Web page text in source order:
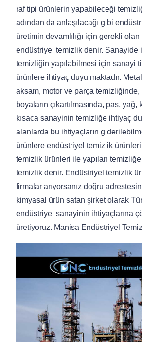
raf tipi ürünlerin yapabileceği
adından da anlaşılacağı gibi
üretimin devamlılığı için gerekli
endüstriyel temizlik denir. Sanayide
temizliğin yapılabilmesi için sanayi
ürünlere ihtiyaç duyulmaktadır.
aksam, motor ve parça temizliğinde,
boyaların çıkartılmasında, pas,
kısaca sanayinin temizliğe ihtiyaç
alanlarda bu ihtiyaçların
ürünlere endüstriyel temizlik
temizlik ürünleri ile yapılan
temizlik denir. Endüstriyel temizlik
firmalar arıyorsanız doğru
kimyasal ürün satan şirket olarak
endüstriyel sanayinin ihtiyaçlarına
üretiyoruz. Manisa Endüstriyel